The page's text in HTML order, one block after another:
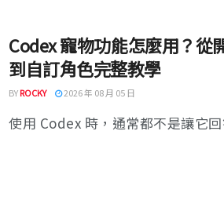
Codex 寵物功能怎麼用？從
到自訂角色完整教學
BYROCKY 2026 年 08 月 05 日
使用 Codex 時，通常都不是讓它